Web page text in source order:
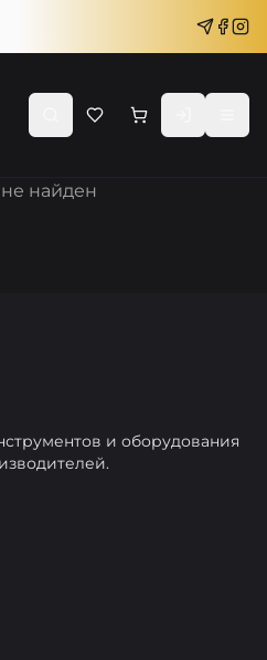
найден
и оборудования